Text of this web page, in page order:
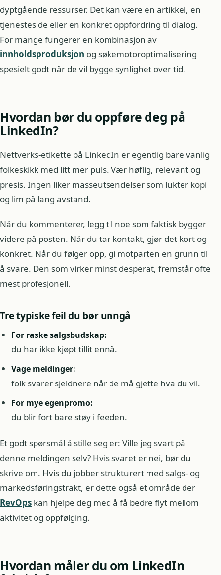
dyptgående ressurser. Det kan være en artikkel, en
tjenesteside eller en konkret oppfordring til dialog.
For mange fungerer en kombinasjon av
innholdsproduksjon og søkemotoroptimalisering
spesielt godt når de vil bygge synlighet over tid.
Hvordan bør du oppføre deg på
LinkedIn?
Nettverks-etikette på LinkedIn er egentlig bare vanlig
folkeskikk med litt mer puls. Vær høflig, relevant og
presis. Ingen liker masseutsendelser som lukter kopi
og lim på lang avstand.
Når du kommenterer, legg til noe som faktisk bygger
videre på posten. Når du tar kontakt, gjør det kort og
konkret. Når du følger opp, gi motparten en grunn til
å svare. Den som virker minst desperat, fremstår ofte
mest profesjonell.
Tre typiske feil du bør unngå
For raske salgsbudskap:
du har ikke kjøpt tillit ennå.
Vage meldinger:
folk svarer sjeldnere når de må gjette hva du vil.
For mye egenpromo:
du blir fort bare støy i feeden.
Et godt spørsmål å stille seg er: Ville jeg svart på
denne meldingen selv? Hvis svaret er nei, bør du
skrive om. Hvis du jobber strukturert med salgs- og
markedsføringstrakt, er dette også et område der
RevOps kan hjelpe deg med å få bedre flyt mellom
aktivitet og oppfølging.
Hvordan måler du om LinkedIn